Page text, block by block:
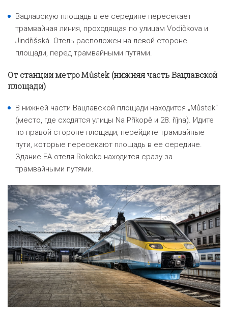
Вацлавскую площадь в ее середине пересекает
трамвайная линия, проходящая по улицам Vodičkova и
Jindřišská. Отель расположен на левой стороне
площади, перед трамвайными путями.
От станции метро Můstek (нижняя часть Вацлавской
площади)
В нижней части Вацлавской площади находится „Můstek“
(место, где сходятся улицы Na Příkopě и 28. října). Идите
по правой стороне площади, перейдите трамвайные
пути, которые пересекают площадь в ее середине.
Здание EA отеля Rokoko находится сразу за
трамвайными путями.